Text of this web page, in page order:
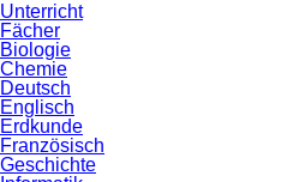
Unterricht
Fächer
Biologie
Chemie
Deutsch
Englisch
Erdkunde
Französisch
Geschichte